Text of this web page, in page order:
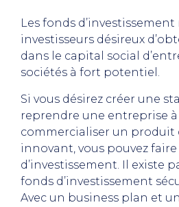
Les fonds
investisseurs désireux
dans le capital social
sociétés à fort potentiel.
Si vous désirez créer une
reprendre une entreprise
commercialiser un produit
innovant, vous pouvez
d’investissement. Il existe
fonds d’investissement
Avec un business plan et